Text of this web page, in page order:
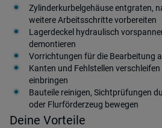
Zylinderkurbelgehäuse entgraten,
weitere Arbeitsschritte vorbereiten
Lagerdeckel hydraulisch
demontieren
Vorrichtungen für die Bearbeitung
Kanten und Fehlstellen
einbringen
Bauteile reinigen, Sichtprüfungen
oder Flurförderzeug bewegen
Deine Vorteile